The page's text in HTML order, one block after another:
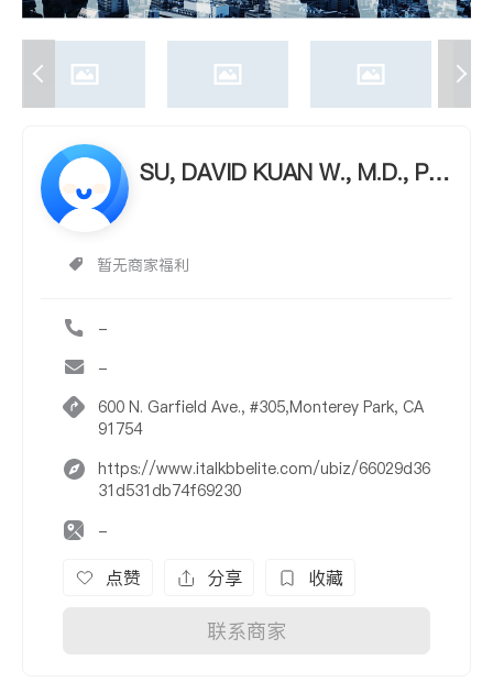
SU, DAVID KUAN W., M.D., PH.
暂无商家福利
-
-
600 N. Garfield Ave., #305,Monterey Park, CA
91754
https://www.italkbbelite.com/ubiz/66029d36
31d531db74f69230
-
点赞 分享 收藏
联系商家